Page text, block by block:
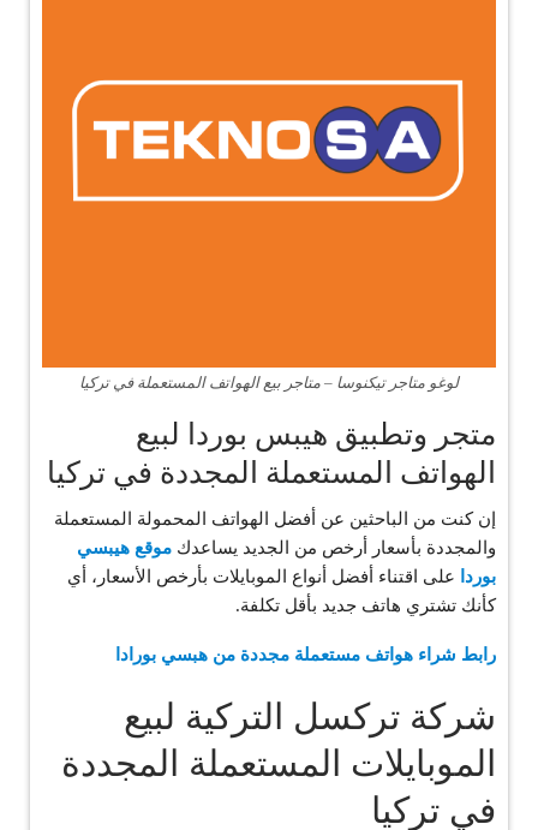
لوغو متاجر تيكنوسا – متاجر بيع الهواتف المستعملة في تركيا
متجر وتطبيق هيبس بوردا لبيع
الهواتف المستعملة المجددة في تركيا
إن كنت من الباحثين عن أفضل الهواتف المحمولة المستعملة
والمجددة بأسعار أرخص من الجديد يساعدك موقع هيبسي
بوردا
على اقتناء أفضل أنواع الموبايلات بأرخص الأسعار، أي
كأنك تشتري هاتف جديد بأقل تكلفة.
رابط شراء هواتف مستعملة مجددة من هبسي بورادا
شركة تركسل التركية لبيع
الموبايلات المستعملة المجددة
في تركيا